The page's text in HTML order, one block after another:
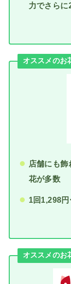
力でさらに
オススメのお
店舗にも
花が多数
1回1,298
オススメのお